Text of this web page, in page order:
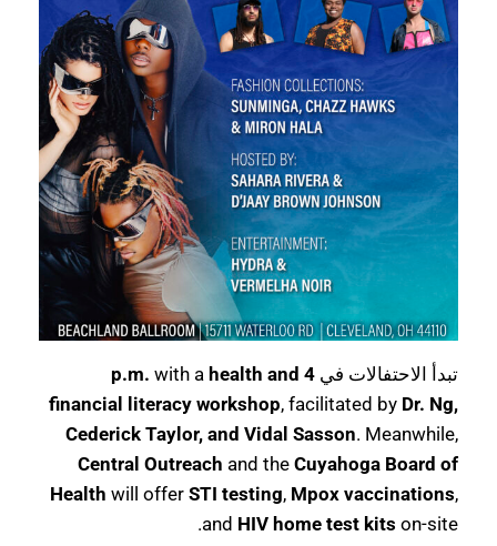
تبدأ الاحتفالات في 4 p.m.
with a health and
financial literacy workshop, facilitated by Dr. Ng,
Cederick Taylor, and Vidal Sasson. Meanwhile,
Central Outreach and the Cuyahoga Board of
Health will offer STI testing, Mpox vaccinations,
and HIV home test kits on-site.